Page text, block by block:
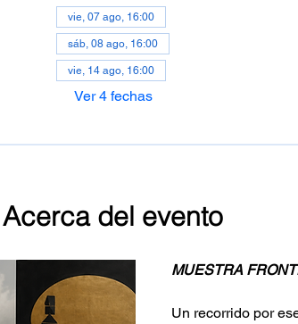
vie, 07 ago, 16:00
sáb, 08 ago, 16:00
vie, 14 ago, 16:00
Ver 4 fechas
Acerca del evento
MUESTRA
Un recorrido por